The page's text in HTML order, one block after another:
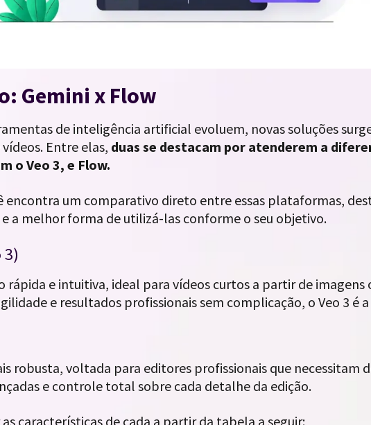
Gemini x Flow
de inteligência artificial evoluem, novas soluções
Entre elas, duas se destacam por atenderem a
o Veo 3, e Flow.
encontra um comparativo direto entre essas plataformas,
e a melhor forma de utilizá-las conforme o seu objetivo.
3)
rápida e intuitiva, ideal para vídeos curtos a partir de imagens
e resultados profissionais sem complicação, o Veo 3 é
robusta, voltada para editores profissionais que necessitam
e controle total sobre cada detalhe da edição.
características de cada a partir da tabela a seguir: